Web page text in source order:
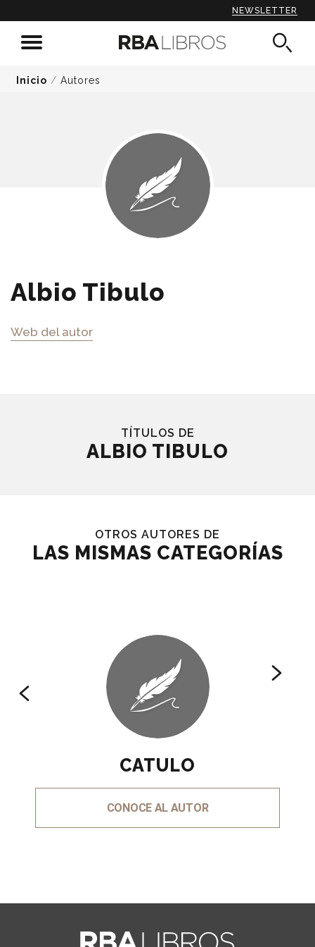
NEWSLETTER
Inicio / Autores
Albio Tibulo
Web del autor
TÍTULOS DE
ALBIO TIBULO
OTROS AUTORES DE
LAS MISMAS CATEGORÍAS
CATULO
CONOCE AL AUTOR